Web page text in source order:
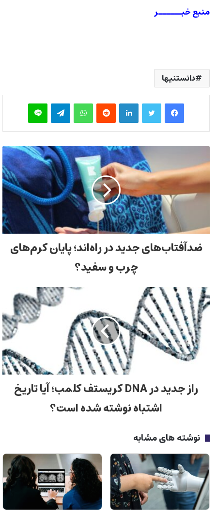
منبع خبــــــر
دانستنیها
فیس بوک توییتر لینکدین‫رددیت واتس آپ تلگرام لاین
ضدآفتاب‌های جدید در راه‌اند؛ پایان کرم‌های
چرب و سفید؟
راز جدید در DNA کریستف کلمب؛ آیا تاریخ
اشتباه نوشته شده است؟
نوشته های مشابه